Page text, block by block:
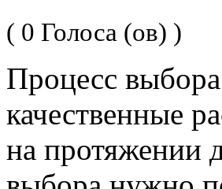
( 0 Голоса (ов) )
Процесс
качественные
на протяжении